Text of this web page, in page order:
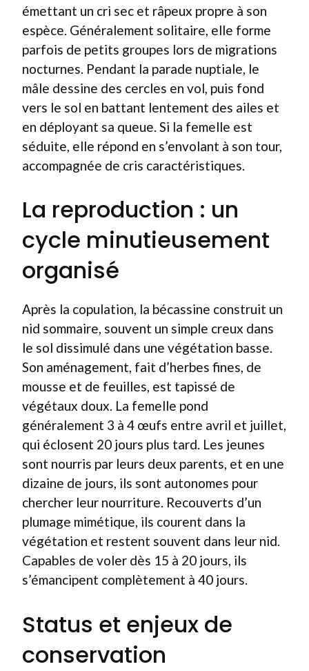
émettant un cri sec et râpeux propre à son
espèce. Généralement solitaire, elle forme
parfois de petits groupes lors de migrations
nocturnes. Pendant la parade nuptiale, le
mâle dessine des cercles en vol, puis fond
vers le sol en battant lentement des ailes et
en déployant sa queue. Si la femelle est
séduite, elle répond en s’envolant à son tour,
accompagnée de cris caractéristiques.
La reproduction : un
cycle minutieusement
organisé
Après la copulation, la bécassine construit un
nid sommaire, souvent un simple creux dans
le sol dissimulé dans une végétation basse.
Son aménagement, fait d’herbes fines, de
mousse et de feuilles, est tapissé de
végétaux doux. La femelle pond
généralement 3 à 4 œufs entre avril et juillet,
qui éclosent 20 jours plus tard. Les jeunes
sont nourris par leurs deux parents, et en une
dizaine de jours, ils sont autonomes pour
chercher leur nourriture. Recouverts d’un
plumage mimétique, ils courent dans la
végétation et restent souvent dans leur nid.
Capables de voler dès 15 à 20 jours, ils
s’émancipent complètement à 40 jours.
Status et enjeux de
conservation